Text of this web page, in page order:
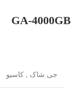
جی شاک کاسیو